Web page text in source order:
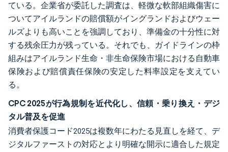
ている。企業省が委託した調査は、軽微な軟部組織傷害に
ついてアイルランドの賠償額がイングランドおよびウェー
ルズよりも高いことを強調しており、準備金の十分性に対
する残余圧力が残っている。それでも、ガイドラインの枠
組みはアイルランド生命・非生命保険市場における自動車
保険および賠償責任保険の安定した料率設定を支えてい
る。
CPC 2025が行為規制を近代化し、信頼・乗り換え・デジ
タル普及を促進
消費者保護コード2025は複数年にわたる見直しを経て、デ
ジタルファーストの対応とより明確な開示に適合した規定